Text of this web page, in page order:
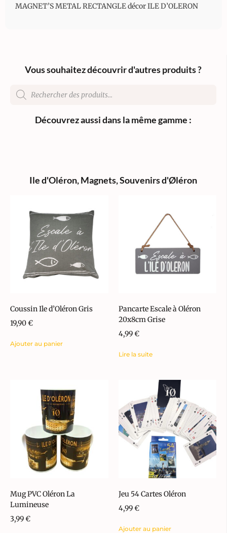
MAGNET’S METAL RECTANGLE décor ILE D’OLERON
Vous souhaitez découvrir d'autres produits ?
Découvrez aussi dans la même gamme :
Ile d'Oléron,Magnets,Souvenirs d'Øléron
Coussin Ile d’Oléron Gris
19,90€
Ajouter au panier
Pancarte Escale à Oléron
20x8cm Grise
4,99€
Lire la suite
Mug PVC Oléron La
Lumineuse
3,99€
Jeu 54 Cartes Oléron
4,99€
Ajouter au panier